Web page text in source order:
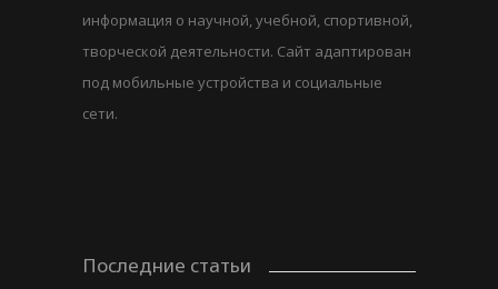
информация о научной, учебной, спортивной,
творческой деятельности. Сайт адаптирован
под мобильные устройства и социальные
сети.
Последние статьи